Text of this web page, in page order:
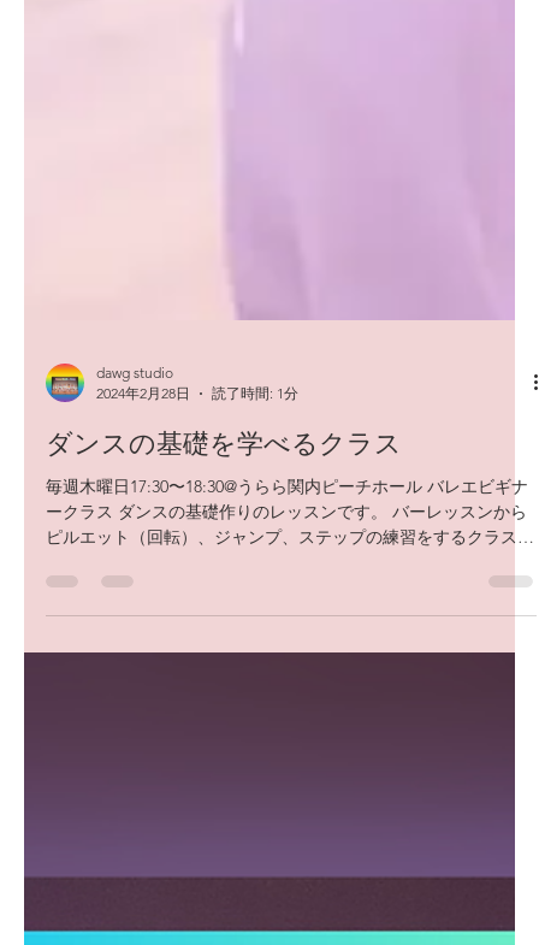
dawg studio
2024年2月28日
読了時間: 1分
ダンスの基礎を学べるクラス
毎週木曜日17:30〜18:30@うらら関内ピーチホール バレエビギナ
ピルエット（回転）、ジャンプ、ステップの練習をするクラスで
す。 自分ではなかなかわからないけど、皆んなこつこつと積み